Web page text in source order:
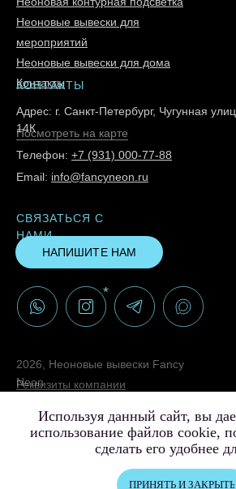
Неоновые вывески для
мероприятий
Неоновые вывески для дома
Контакты
КОНТАКТЫ
Посмотреть на карте
Адрес: г. Санкт-Петербург, Чугунная
14К
Телефон: +7 (931) 000-77-88
Email: info@fancyneon.ru
Реквизиты компании
Согласие на обработку персональных
*Instagram принадлежит компании Meta, признанной
экстремистской и запрещённой на территории РФ
2026, Неоновые вывески Fancy
Neon
© Создание сайта
СВЯЗАТЬСЯ С
НАМИ
НАПИШИТЕ НАМ
*
Используя данный сайт, вы
использование файлов cookie,
сделать его удобнее
ПРИНЯТЬ И ЗАКРЫТЬ